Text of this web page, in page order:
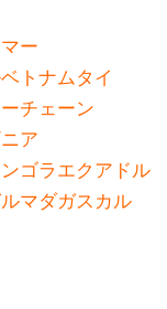
ー
ベトナムタイ
チェーン
ア
ゴラ エクアドル
マダガスカル